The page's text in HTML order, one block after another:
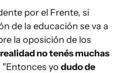
por el Frente, si
de la educación se va a
la oposición de los
no tenés muchas
"Entonces yo dudo de